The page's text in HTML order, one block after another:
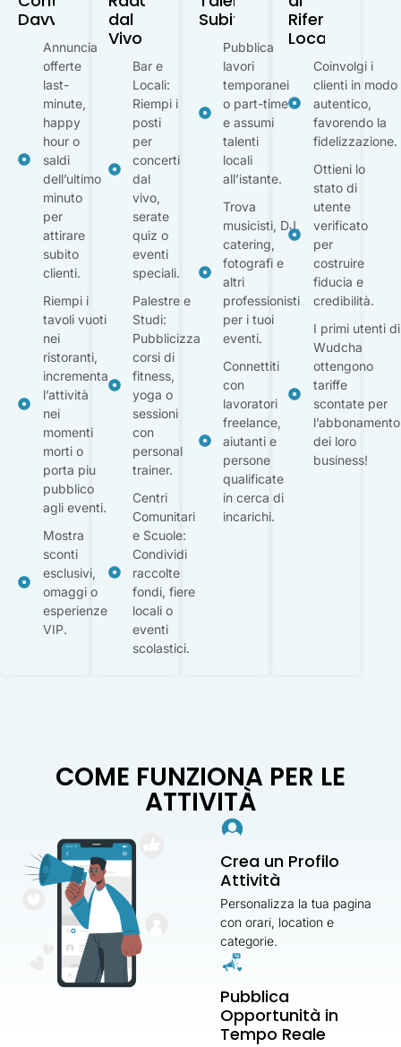
Davvero
Annuncia
offerte
last-
minute,
happy
hour o
saldi
dell’ultimo
minuto
per
attirare
subito
clienti.
Riempi i
tavoli vuoti
nei
ristoranti,
incrementa
l’attività
nei
momenti
morti o
porta piu
pubblico
agli eventi.
Mostra
sconti
esclusivi,
omaggi o
esperienze
VIP.
dal
Vivo
Bar e
Locali:
Riempi i
posti
per
concerti
dal
vivo,
serate
quiz o
eventi
speciali.
Palestre e
Studi:
Pubblicizza
corsi di
fitness,
yoga o
sessioni
con
personal
trainer.
Centri
Comunitari
e Scuole:
Condividi
raccolte
fondi, fiere
locali o
eventi
scolastici.
Subito
Pubblica
lavori
temporanei
o part-time
e assumi
talenti
locali
all’istante.
Trova
musicisti, DJ,
catering,
fotografi e
altri
professionisti
per i tuoi
eventi.
Connettiti
con
lavoratori
freelance,
aiutanti e
persone
qualificate
in cerca di
incarichi.
Riferimento
Locale
Coinvolgi i
clienti in modo
autentico,
favorendo la
fidelizzazione.
Ottieni lo
stato di
utente
verificato
per
costruire
fiducia e
credibilità.
I primi utenti di
Wudcha
ottengono
tariffe
scontate per
l’abbonamento
dei loro
business!
COME FUNZIONA PER LE
ATTIVITÀ
Crea un Profilo
Attività
Personalizza la tua pagina
con orari, location e
categorie.
Pubblica
Opportunità in
Tempo Reale